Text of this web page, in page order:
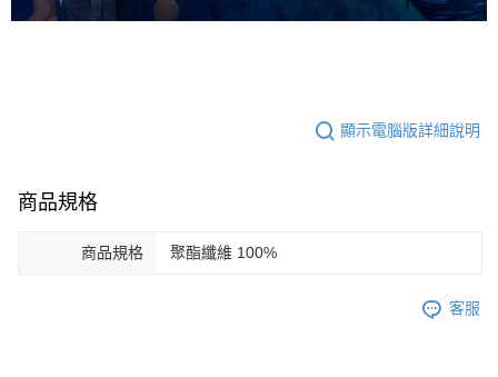
顯示電腦版詳細說明
商品規格
商品規格 聚酯纖維 100%
客服